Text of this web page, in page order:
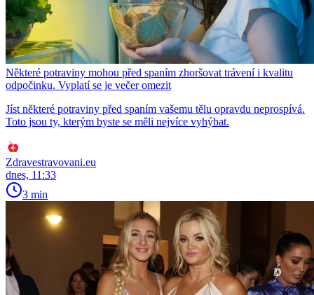
Některé potraviny mohou před spaním zhoršovat trávení i kvalitu
odpočinku. Vyplatí se je večer omezit
Jíst některé potraviny před spaním vašemu tělu opravdu neprospívá.
Toto jsou ty, kterým byste se měli nejvíce vyhýbat.
Zdravestravovani.eu
dnes, 11:33
3 min